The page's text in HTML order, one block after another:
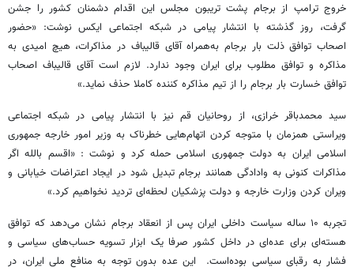
خروج ترامپ از برجام پشت تریبون مجلس این اقدام دشمنان کشور را جشن
گرفت، روز گذشته با انتشار پیامی در شبکه اجتماعی ایکس نوشت: «حضور
اصحاب توافق ذلت بار برجام به‌همراه آقای قالیباف در مذاکرات، هیچ امیدی به
مذاکره و توافق مطلوب برای ایران وجود ندارد. لازم است آقای قالیباف اصحاب
توافق خسارت بار برجام را از تیم مذاکره کننده کاملا حذف نماید.»
سید محمدباقر خرازی، از روحانیان قم نیز با انتشار پیامی در شبکه اجتماعی
ویراستی همزمان با متوجه کردن اتهام‌هایی خطرناک به وزیر امور خارجه جمهوری
اسلامی ایران به دولت جمهوری اسلامی حمله کرد و نوشت : «اقسم بالله اگر
مذاکرات کنونی به وادادگی همانند برجام تبدیل شود در ایجاد اعتراضات خیابانی و
ویران کردن وزارت خارجه و دولت پزشکیان لحظه‌ای تردید نخواهیم کرد.»
تجربه ۱۰ ساله سیاست داخلی ایران پس از انعقاد برجام نشان می‌دهد که توافق
هسته‌ای برای عده‌ای در داخل کشور صرفا یک ابزار تسویه حساب‌های سیاسی و
فشار به رقبای سیاسی بوده‌است. این عده بدون توجه به منافع ملی ایران، در